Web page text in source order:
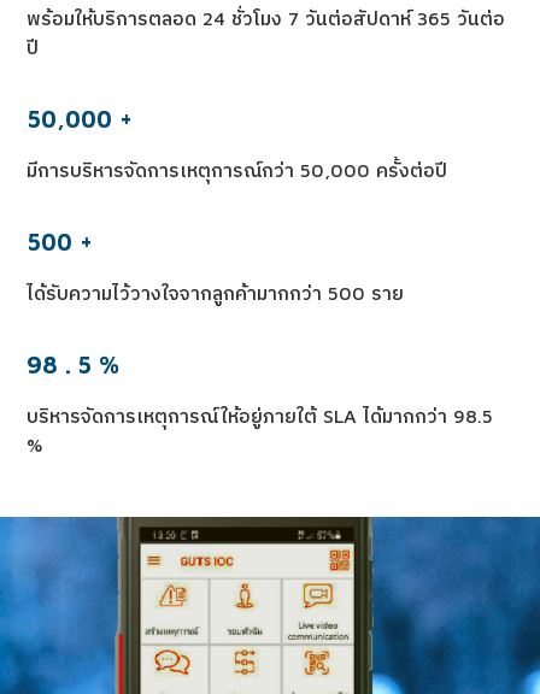
พร้อมให้บริการตลอด 24 ชั่วโมง 7 วันต่อสัปดาห์ 365 วันต่อ
ปี
50,000 +
มีการบริหารจัดการเหตุการณ์กว่า 50,000 ครั้งต่อปี
500 +
ได้รับความไว้วางใจจากลูกค้ามากกว่า 500 ราย
98 . 5 %
บริหารจัดการเหตุการณ์ให้อยู่ภายใต้ SLA ได้มากกว่า 98.5
%